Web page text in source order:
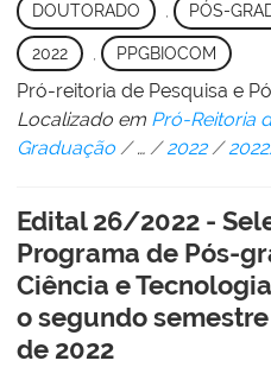
DOUTORADO PÓS-
2022 PPGBIOCOM
Pró-reitoria de Pesquisa e
Localizado em Pró-Reitoria
Graduação /… /2022 /
Edital 26/2022 -
Programa de Pós-
Ciência e
o segundo
de 2022